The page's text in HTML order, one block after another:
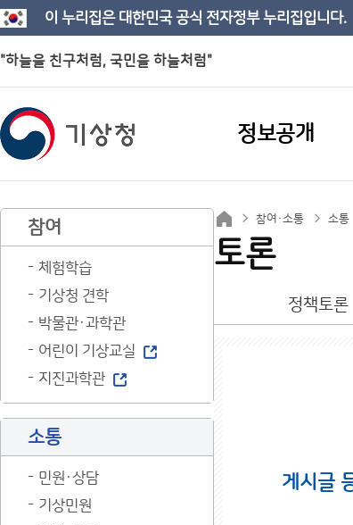
이 누리집은 대한민국 공식 전자정부 누리집입니다.
"하늘을 친구처럼, 국민을 하늘처럼"
정보공개
참여
체험학습
기상청 견학
박물관·과학관
어린이 기상교실
지진과학관
소통
민원·상담
기상민원
참여·소통 소통
토론
정책토론
게시글